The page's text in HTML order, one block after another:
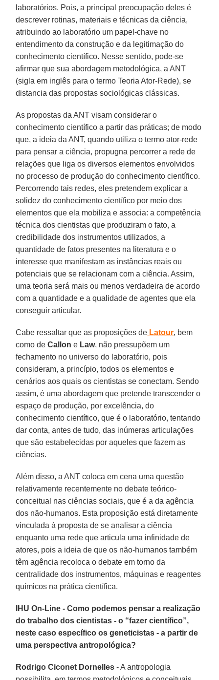
laboratórios. Pois, a principal preocupação deles é
descrever rotinas, materiais e técnicas da ciência,
atribuindo ao laboratório um papel-chave no
entendimento da construção e da legitimação do
conhecimento científico. Nesse sentido, pode-se
afirmar que sua abordagem metodológica, a ANT
(sigla em inglês para o termo Teoria Ator-Rede), se
distancia das propostas sociológicas clássicas.
As propostas da ANT visam considerar o
conhecimento científico a partir das práticas; de modo
que, a ideia da ANT, quando utiliza o termo ator-rede
para pensar a ciência, propugna percorrer a rede de
relações que liga os diversos elementos envolvidos
no processo de produção do conhecimento científico.
Percorrendo tais redes, eles pretendem explicar a
solidez do conhecimento científico por meio dos
elementos que ela mobiliza e associa: a competência
técnica dos cientistas que produziram o fato, a
credibilidade dos instrumentos utilizados, a
quantidade de fatos presentes na literatura e o
interesse que manifestam as instâncias reais ou
potenciais que se relacionam com a ciência. Assim,
uma teoria será mais ou menos verdadeira de acordo
com a quantidade e a qualidade de agentes que ela
conseguir articular.
Cabe ressaltar que as proposições de Latour, bem
como deCallon e Law, não pressupõem um
fechamento no universo do laboratório, pois
consideram, a princípio, todos os elementos e
cenários aos quais os cientistas se conectam. Sendo
assim, é uma abordagem que pretende transcender o
espaço de produção, por excelência, do
conhecimento científico, que é o laboratório, tentando
dar conta, antes de tudo, das inúmeras articulações
que são estabelecidas por aqueles que fazem as
ciências.
Além disso, a ANT coloca em cena uma questão
relativamente recentemente no debate teórico-
conceitual nas ciências sociais, que é a da agência
dos não-humanos. Esta proposição está diretamente
vinculada à proposta de se analisar a ciência
enquanto uma rede que articula uma infinidade de
atores, pois a ideia de que os não-humanos também
têm agência recoloca o debate em torno da
centralidade dos instrumentos, máquinas e reagentes
químicos na prática científica.
IHU On-Line - Como podemos pensar a realização
do trabalho dos cientistas - o “fazer científico”,
neste caso específico os geneticistas - a partir de
uma perspectiva antropológica?
Rodrigo Ciconet Dornelles - A antropologia